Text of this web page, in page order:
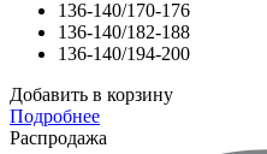
136-140/170-176
136-140/182-188
136-140/194-200
Добавить в корзину
Подробнее
Распродажа